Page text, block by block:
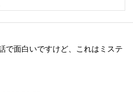
で面白いですけど、これはミステ